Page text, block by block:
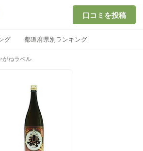
口コミを投稿
グ 都道府県別ランキング
がねラベル